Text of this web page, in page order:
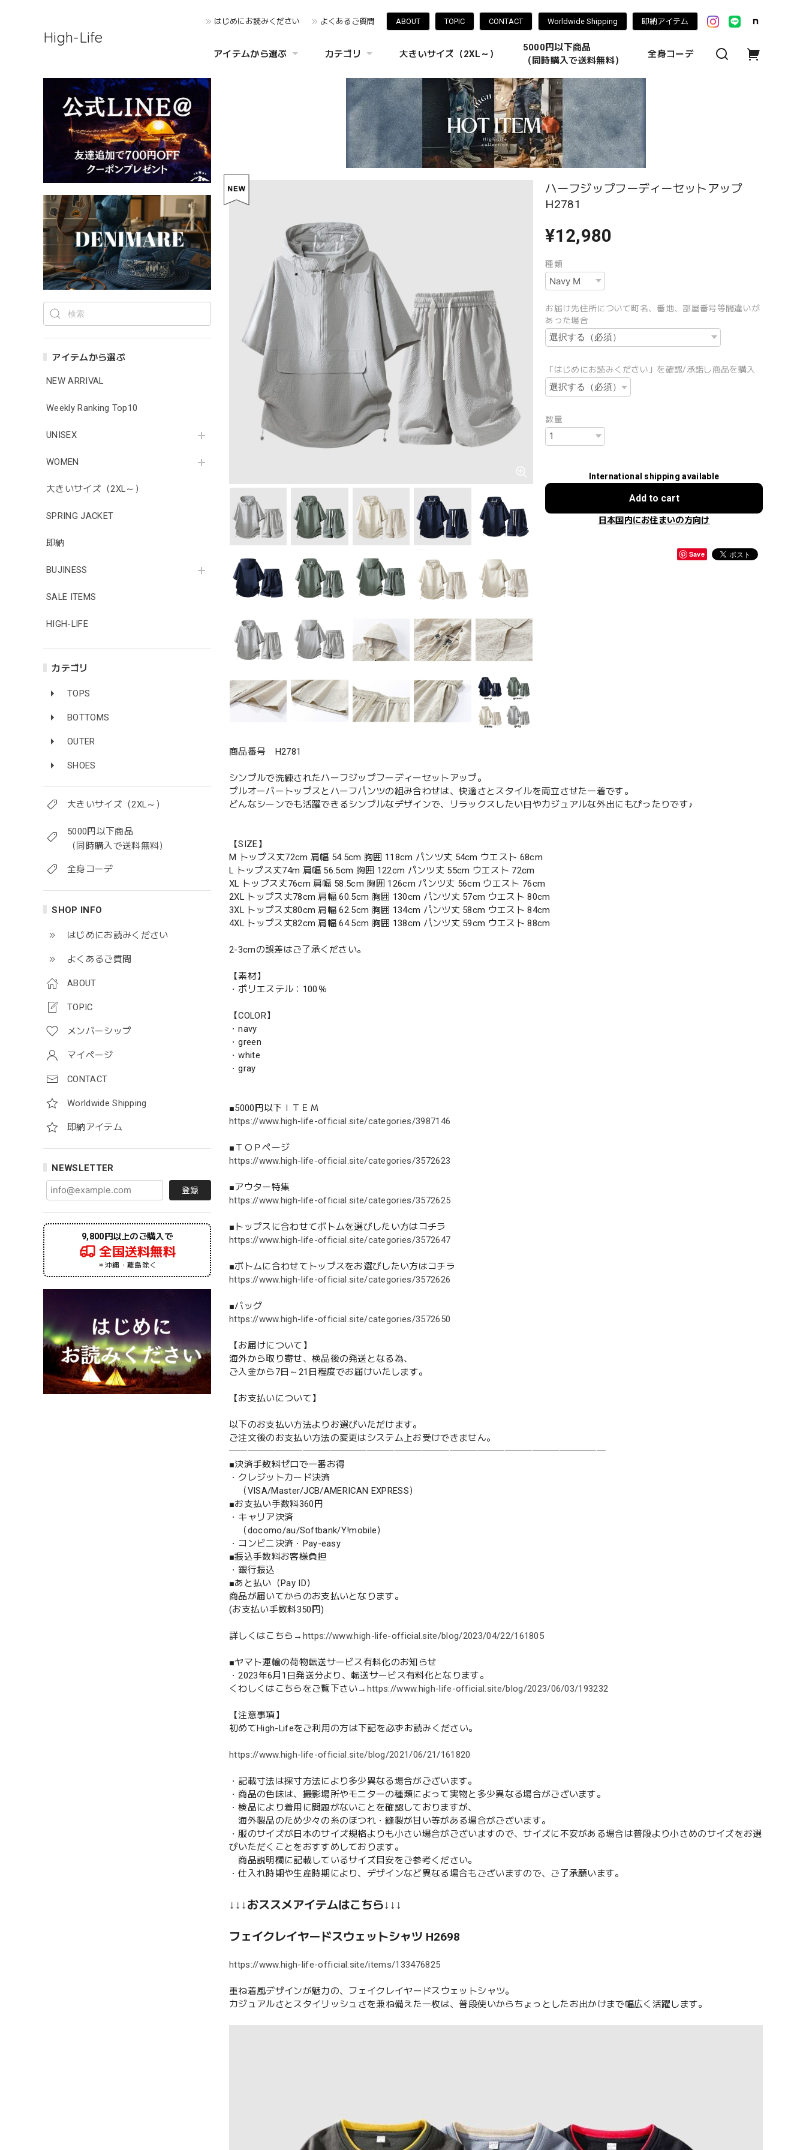
High-Life
はじめにお読みください よくあるご質問 ABOUT TOPIC CONTACT Worldwide Shipping 即納アイテム
アイテムから選ぶ カテゴリ 大きいサイズ（2XL～）
5000円以下商品
（同時購入で送料無料）
全身コーデ
アイテムから選ぶ
NEW ARRIVAL
Weekly Ranking Top10
UNISEX
WOMEN
大きいサイズ（2XL～）
SPRING JACKET
即納
BUJINESS
SALE ITEMS
HIGH-LIFE
カテゴリ
TOPS
BOTTOMS
OUTER
SHOES
大きいサイズ（2XL～）
5000円以下商品
（同時購入で送料無料）
全身コーデ
SHOP INFO
はじめにお読みください
よくあるご質問
ABOUT
TOPIC
メンバーシップ
マイページ
CONTACT
Worldwide Shipping
即納アイテム
NEWSLETTER
登録
9,800円以上のご購入で
全国送料無料
＊沖縄・離島除く
ハーフジップフーディーセットアップ
H2781
¥12,980
種類
お届け先住所について町名、番地、部屋番号等間違いが
あった場合
「はじめにお読みください」を確認/承諾し商品を購入
数量
International shipping available
Add to cart
日本国内にお住まいの方向け
Save
商品番号 H2781
シンプルで洗練されたハーフジップフーディーセットアップ。
プルオーバートップスとハーフパンツの組み合わせは、快適さとスタイルを両立させた一着です。
どんなシーンでも活躍できるシンプルなデザインで、リラックスしたい日やカジュアルな外出にもぴったりです♪
【SIZE】
M トップス丈72cm 肩幅 54.5cm 胸囲 118cm パンツ丈 54cm ウエスト 68cm
L トップス丈74m 肩幅 56.5cm 胸囲 122cm パンツ丈 55cm ウエスト 72cm
XL トップス丈76cm 肩幅 58.5cm 胸囲 126cm パンツ丈 56cm ウエスト 76cm
2XL トップス丈78cm 肩幅 60.5cm 胸囲 130cm パンツ丈 57cm ウエスト 80cm
3XL トップス丈80cm 肩幅 62.5cm 胸囲 134cm パンツ丈 58cm ウエスト 84cm
4XL トップス丈82cm 肩幅 64.5cm 胸囲 138cm パンツ丈 59cm ウエスト 88cm
2-3cmの誤差はご了承ください。
【素材】
・ポリエステル：100％
【COLOR】
・navy
・green
・white
・gray
■5000円以下ＩＴＥＭ
https://www.high-life-official.site/categories/3987146
■ＴＯＰページ
https://www.high-life-official.site/categories/3572623
■アウター特集
https://www.high-life-official.site/categories/3572625
■トップスに合わせてボトムを選びしたい方はコチラ
https://www.high-life-official.site/categories/3572647
■ボトムに合わせてトップスをお選びしたい方はコチラ
https://www.high-life-official.site/categories/3572626
■バッグ
https://www.high-life-official.site/categories/3572650
【お届けについて】
海外から取り寄せ、検品後の発送となる為、
ご入金から7日～21日程度でお届けいたします。
【お支払いについて】
以下のお支払い方法よりお選びいただけます。
ご注文後のお支払い方法の変更はシステム上お受けできません。
─────────────────────────────────────────
■決済手数料ゼロで一番お得
・クレジットカード決済
（VISA/Master/JCB/AMERICAN EXPRESS）
■お支払い手数料360円
・キャリア決済
（docomo/au/Softbank/Y!mobile）
・コンビニ決済・Pay-easy
■振込手数料お客様負担
・銀行振込
■あと払い（Pay ID）
商品が届いてからのお支払いとなります。
(お支払い手数料350円)
詳しくはこちら→ https://www.high-life-official.site/blog/2023/04/22/161805
■ヤマト運輸の荷物転送サービス有料化のお知らせ
・2023年6月1日発送分より、転送サービス有料化となります。
くわしくはこちらをご覧下さい→ https://www.high-life-official.site/blog/2023/06/03/193232
【注意事項】
初めてHigh-Lifeをご利用の方は下記を必ずお読みください。
https://www.high-life-official.site/blog/2021/06/21/161820
・記載寸法は採寸方法により多少異なる場合がございます。
・商品の色味は、撮影場所やモニターの種類によって実物と多少異なる場合がございます。
・検品により着用に問題がないことを確認しておりますが、
海外製品のため少々の糸のほつれ・縫製が甘い等がある場合がございます。
・服のサイズが日本のサイズ規格よりも小さい場合がございますので、サイズに不安がある場合は普段より小さめのサイズをお選
びいただくことをおすすめしております。
商品説明欄に記載しているサイズ目安をご参考ください。
・仕入れ時期や生産時期により、デザインなど異なる場合もございますので、ご了承願います。
↓↓↓おススメアイテムはこちら↓↓↓
フェイクレイヤードスウェットシャツ H2698
https://www.high-life-official.site/items/133476825
重ね着風デザインが魅力の、フェイクレイヤードスウェットシャツ。
カジュアルさとスタイリッシュさを兼ね備えた一枚は、普段使いからちょっとしたお出かけまで幅広く活躍します。